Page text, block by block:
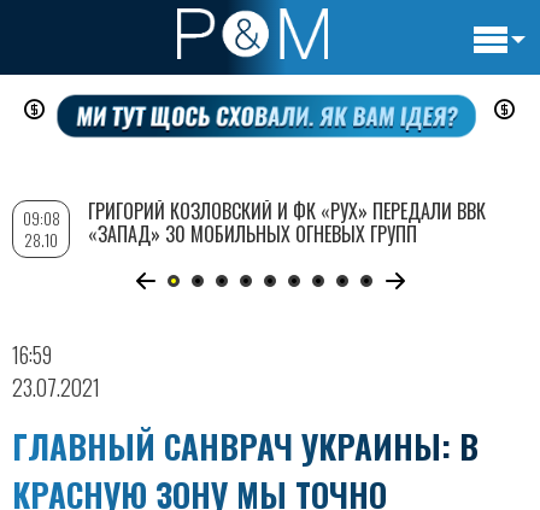
Перейти
содержанию
16:59
23.07.2021
ГЛАВНЫЙ САНВРАЧ УКРАИНЫ: В
КРАСНУЮ ЗОНУ МЫ ТОЧНО
09:08
28.10
ГРИГОРИЙ КОЗЛОВСКИЙ И ФК «РУХ» ПЕРЕДАЛИ ВВК
«ЗАПАД» 30 МОБИЛЬНЫХ ОГНЕВЫХ ГРУПП